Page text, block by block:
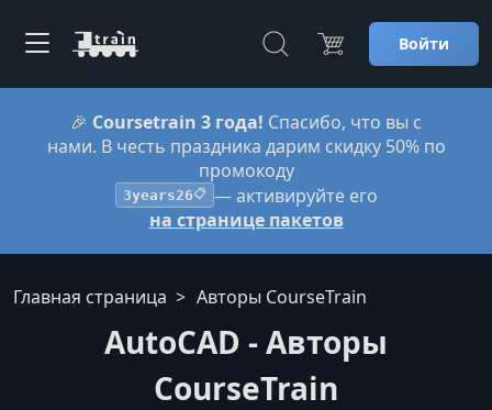
Войти
🎉 Coursetrain 3 года! Спасибо, что вы с
нами. В честь праздника дарим скидку 50% по
промокоду
3years26📋 — активируйте его
на странице пакетов
Главная страница Авторы CourseTrain
AutoCAD - Авторы
CourseTrain